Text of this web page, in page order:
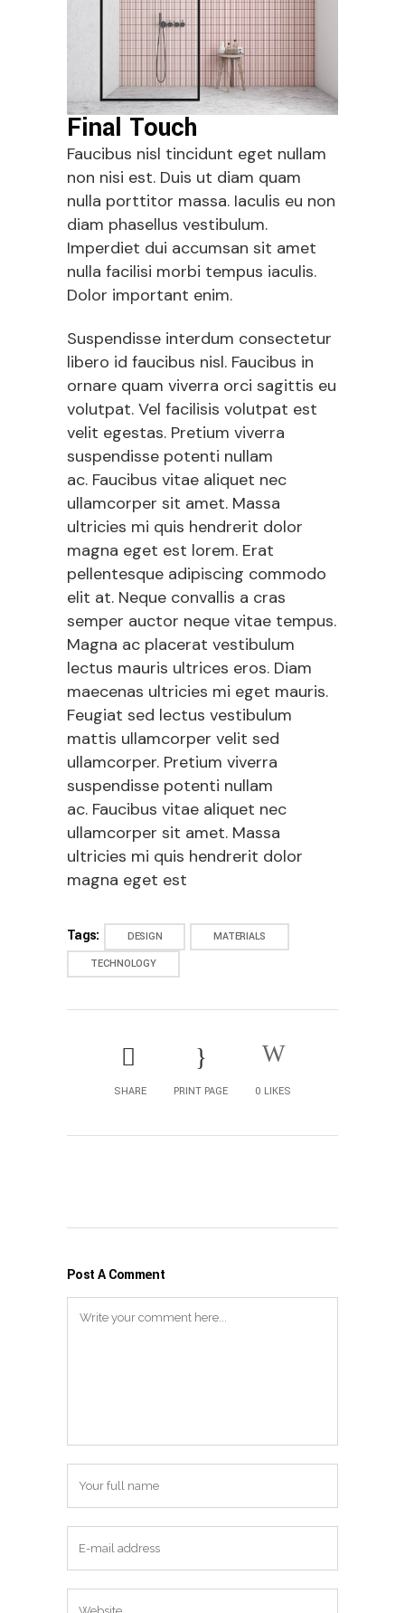
Final Touch
Faucibus nisl tincidunt eget nullam
non nisi est. Duis ut diam quam
nulla porttitor massa. Iaculis eu non
diam phasellus vestibulum.
Imperdiet dui accumsan sit amet
nulla facilisi morbi tempus iaculis.
Dolor important enim.
Suspendisse interdum consectetur
libero id faucibus nisl. Faucibus in
ornare quam viverra orci sagittis eu
volutpat. Vel facilisis volutpat est
velit egestas. Pretium viverra
suspendisse potenti nullam
ac. Faucibus vitae aliquet nec
ullamcorper sit amet. Massa
ultricies mi quis hendrerit dolor
magna eget est lorem. Erat
pellentesque adipiscing commodo
elit at. Neque convallis a cras
semper auctor neque vitae tempus.
Magna ac placerat vestibulum
lectus mauris ultrices eros. Diam
maecenas ultricies mi eget mauris.
Feugiat sed lectus vestibulum
mattis ullamcorper velit sed
ullamcorper. Pretium viverra
suspendisse potenti nullam
ac. Faucibus vitae aliquet nec
ullamcorper sit amet. Massa
ultricies mi quis hendrerit dolor
magna eget est
Tags: DESIGN
MATERIALS
TECHNOLOGY
SHARE PRINT PAGE 0 LIKES
Post A Comment